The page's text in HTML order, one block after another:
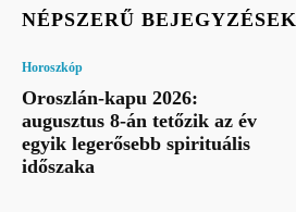
NÉPSZERŰ BEJEGYZÉSEK
Horoszkóp
Oroszlán-kapu 2026:
augusztus 8-án tetőzik az év
egyik legerősebb spirituális
időszaka